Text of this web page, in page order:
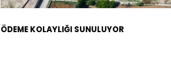
ÖDEME KOLAYLIĞI SUNULUYOR